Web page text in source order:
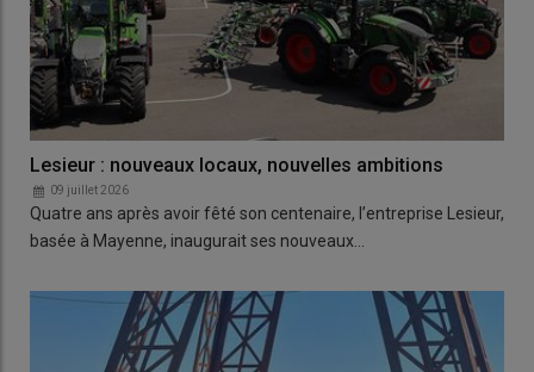
Lesieur : nouveaux locaux, nouvelles ambitions
09 juillet 2026
Quatre ans après avoir fêté son centenaire, l’entreprise Lesieur,
basée à Mayenne, inaugurait ses nouveaux…